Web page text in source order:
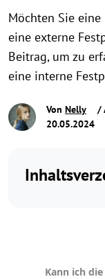
Möchten Sie
eine externe
Beitrag, um zu
eine interne
Von Nelly
/
20.05.2024
Kann ich